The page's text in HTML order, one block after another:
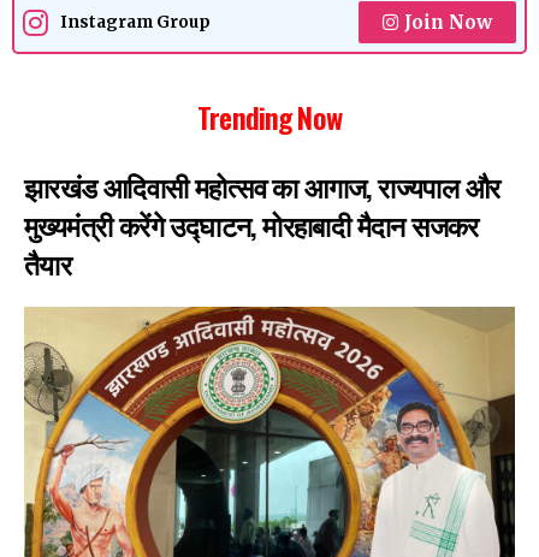
Instagram Group Join Now
Trending Now
झारखंड आदिवासी महोत्सव का आगाज, राज्यपाल और
मुख्यमंत्री करेंगे उद्घाटन, मोरहाबादी मैदान सजकर
तैयार